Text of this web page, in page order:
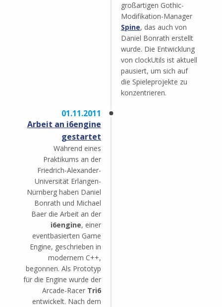
großartigen Gothic-
Modifikation-Manager
Spine, das auch von
Daniel Bonrath erstellt
wurde. Die Entwicklung
von clockUtils ist aktuell
pausiert, um sich auf
die Spieleprojekte zu
konzentrieren.
01.11.2011
Arbeit an i6engine
gestartet
Während eines
Praktikums an der
Friedrich-Alexander-
Universität Erlangen-
Nürnberg haben Daniel
Bonrath und Michael
Baer die Arbeit an der
i6engine, einer
eventbasierten Game
Engine, geschrieben in
modernem C++,
begonnen. Als Prototyp
für die Engine wurde der
Arcade-Racer Tri6
entwickelt. Nach dem